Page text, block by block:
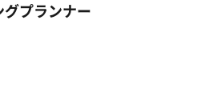
プランナー